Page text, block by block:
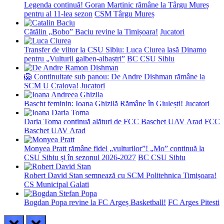
Legenda continuă! Goran Martinic rămâne la Târgu Mureș
pentru al 11-lea sezon CSM Târgu Mureș
Cătălin „Bobo” Baciu revine la Timișoara! Jucatori
Transfer de viitor la CSU Sibiu: Luca Ciurea lasă Dinamo
pentru „Vulturii galben-albaștri” BC CSU Sibiu
🦁 Continuitate sub panou: De Andre Dishman rămâne la
SCM U Craiova! Jucatori
Bascht feminin: Ioana Ghizilă Rămâne în Giulești! Jucatori
Daria Toma continuă alături de FCC Baschet UAV Arad FCC
Baschet UAV Arad
Monyea Pratt rămâne fidel „vulturilor”! „Mo” continuă la
CSU Sibiu și în sezonul 2026-2027 BC CSU Sibiu
Robert David Stan semnează cu SCM Politehnica Timișoara!
CS Municipal Galati
Bogdan Popa revine la FC Argeș Basketball! FC Arges Pitesti
prev next